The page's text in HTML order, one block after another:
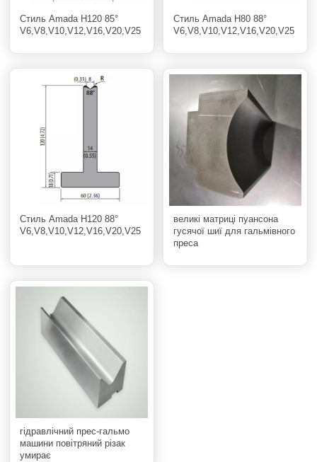
Стиль Amada H120 85°
V6,V8,V10,V12,V16,V20,V25
Стиль Amada H80 88°
V6,V8,V10,V12,V16,V20,V25
Стиль Amada H120 88°
V6,V8,V10,V12,V16,V20,V25
великі матриці пуансона
гусячої шиї для гальмівного
преса
гідравлічний прес-гальмо
машини повітряний різак
умирає